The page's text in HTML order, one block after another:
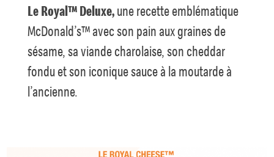
Le Royal™ Deluxe,une recette emblématique
McDonald’s™ avec son pain aux graines de
sésame, sa viande charolaise, son cheddar
fondu et son iconique sauce à la moutarde à
l’ancienne.